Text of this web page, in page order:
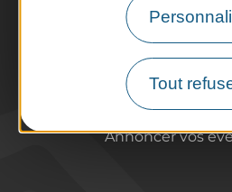
Tout
Destination
Pro / Partenaires
Qui sommes-
Espace Pro &
Labels &
Annoncer vos